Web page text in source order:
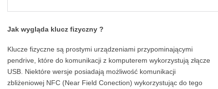
Jak wygląda klucz fizyczny ?
Klucze fizyczne są prostymi urządzeniami przypominającymi
pendrive, które do komunikacji z komputerem wykorzystują złącze
USB. Niektóre wersje posiadają możliwość komunikacji
zbliżeniowej NFC (Near Field Conection) wykorzystując do tego